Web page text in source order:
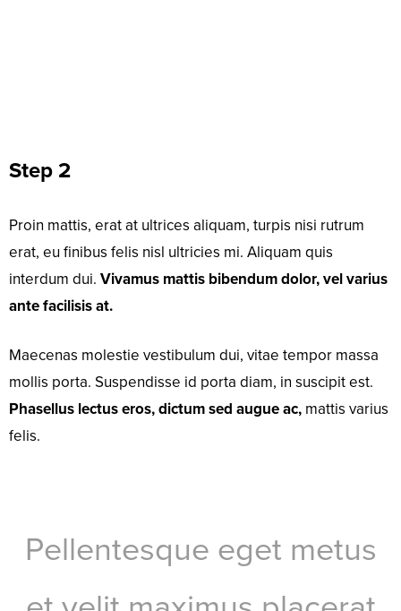
Step 2
Proin mattis, erat at ultrices aliquam, turpis nisi rutrum
erat, eu finibus felis nisl ultricies mi. Aliquam quis
interdum dui. Vivamus mattis bibendum dolor, vel varius
ante facilisis at.
Maecenas molestie vestibulum dui, vitae tempor massa
mollis porta. Suspendisse id porta diam, in suscipit est.
Phasellus lectus eros, dictum sed augue ac, mattis varius
felis.
Pellentesque eget metus